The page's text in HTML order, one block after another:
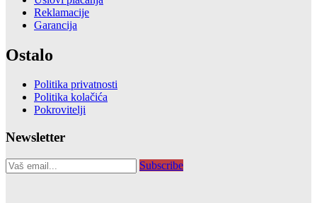
Reklamacije
Garancija
Ostalo
Politika privatnosti
Politika kolačića
Pokrovitelji
Newsletter
Subscribe